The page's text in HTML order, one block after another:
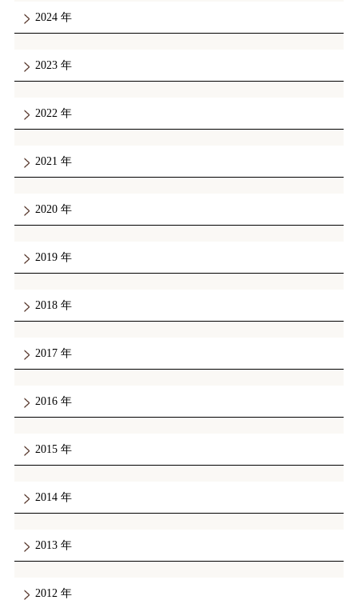
2024
2023
2022
2021
2020
2019
2018
2017
2016
2015
2014
2013
2012